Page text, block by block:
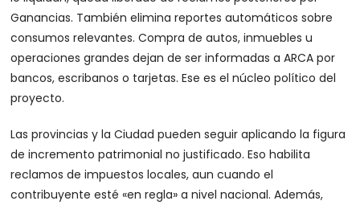
Ganancias. También elimina reportes automáticos sobre
consumos relevantes. Compra de autos, inmuebles u
operaciones grandes dejan de ser informadas a ARCA por
bancos, escribanos o tarjetas. Ese es el núcleo político del
proyecto.
Las provincias y la Ciudad pueden seguir aplicando la figura
de incremento patrimonial no justificado. Eso habilita
reclamos de impuestos locales, aun cuando el
contribuyente esté «en regla» a nivel nacional. Además,